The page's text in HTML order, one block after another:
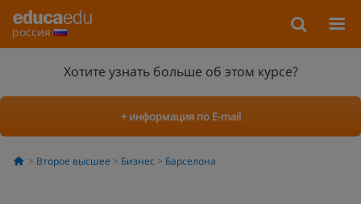
россия
Хотите узнать больше об этом курсе?
+ информация по E-mail
Второе высшее Бизнес Барселона